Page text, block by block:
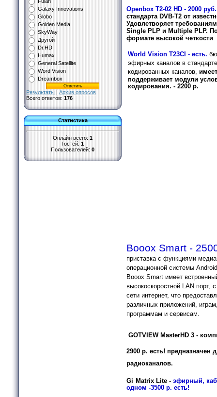
Galaxy Innovations
Globo
Golden Media
SkyWay
Другой
Dr.HD
Humax
General Satellite
Word Vision
Dreambox
Результаты | Архив опросов
Всего ответов: 176
Статистика
Онлайн всего: 1
Гостей: 1
Пользователей: 0
Openbox T2-02 HD - 2000
стандарта DVB-T2 от
Удовлетворяет
Single PLP и Multiple PLP.
формате высокой четкости
World Vision Т23CI - есть.
эфирных каналов в
кодированных каналов,
поддерживает модули
кодирования. - 2200 р.
Booox Smart -
приставка с функциями
операционной системы
Booox Smart имеет
высокоскоростной LAN
сети интернет, что
различных приложений,
программам и сервисам.
GOTVIEW MasterHD 3 -
2900 р. есть! предназначен
радиоканалов.
Gi Matrix Lite - эфирный,
одном -3500 р. есть!